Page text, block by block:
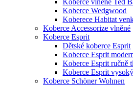
Koberce Wedgwood
Koberece Habitat
Koberce Accessorize vlněné
Koberce Esprit
Dětské koberce Esprit
Koberce Esprit
Koberce Esprit ručně
Koberce Esprit
Koberce Schöner Wohnen